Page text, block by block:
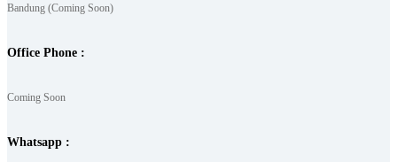
Bandung (Coming Soon)
Office Phone :
Coming Soon
Whatsapp :